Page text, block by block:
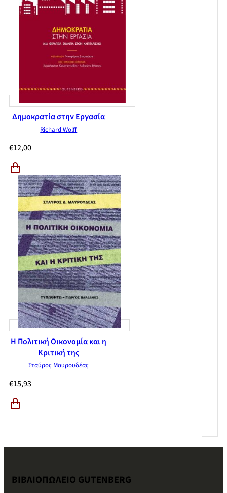
Δημοκρατία στην Εργασία
Richard Wolff
€12,00
Η Πολιτική Οικονομία και η
Κριτική της
Σταύρος Μαυρουδέας
€15,93
ΒΙΒΛΙΟΠΩΛΕΙΟ GUTENBERG